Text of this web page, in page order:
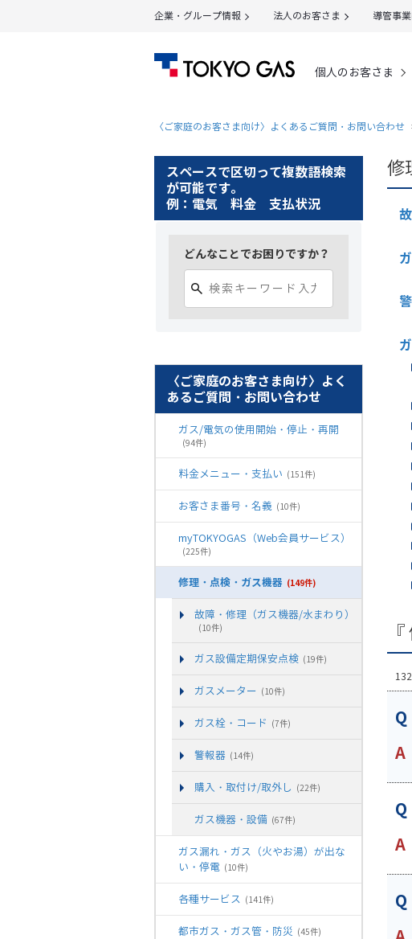
企業・グループ情報 法人のお客さま 導管事
個人のお客さま
〈ご家庭のお客さま向け〉よくあるご質問・お問い合わせ
スペースで区切って複数語検索
が可能です。
例：電気 料金 支払状況
どんなことでお困りですか？
〈ご家庭のお客さま向け〉よく
あるご質問・お問い合わせ
ガス/電気の使用開始・停止・再開
(94件)
料金メニュー・支払い (151件)
お客さま番号・名義 (10件)
myTOKYOGAS（Web会員サービス）
(225件)
修理・点検・ガス機器 (149件)
故障・修理（ガス機器/水まわり）
(10件)
ガス設備定期保安点検 (19件)
ガスメーター (10件)
ガス栓・コード (7件)
警報器 (14件)
購入・取付け/取外し (22件)
ガス機器・設備 (67件)
ガス漏れ・ガス（火やお湯）が出な
い・停電 (10件)
各種サービス (141件)
都市ガス・ガス管・防災 (45件)
修